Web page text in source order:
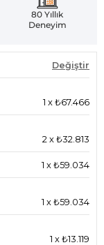
80 Yıllık
Deneyim
Değiştir
1 x ₺67.466
2 x ₺32.813
1 x ₺59.034
1 x ₺59.034
1 x ₺13.119